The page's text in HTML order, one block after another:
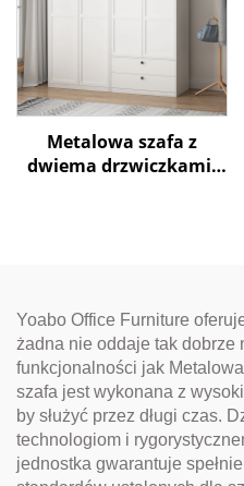
Metalowa szafa z
dwiema drzwiczkami,
Yoabo Office Furniture
żadna nie oddaje tak dobrze
funkcjonalności jak
szafa jest wykonana z
by służyć przez długi czas.
technologiom i
jednostka gwarantuje